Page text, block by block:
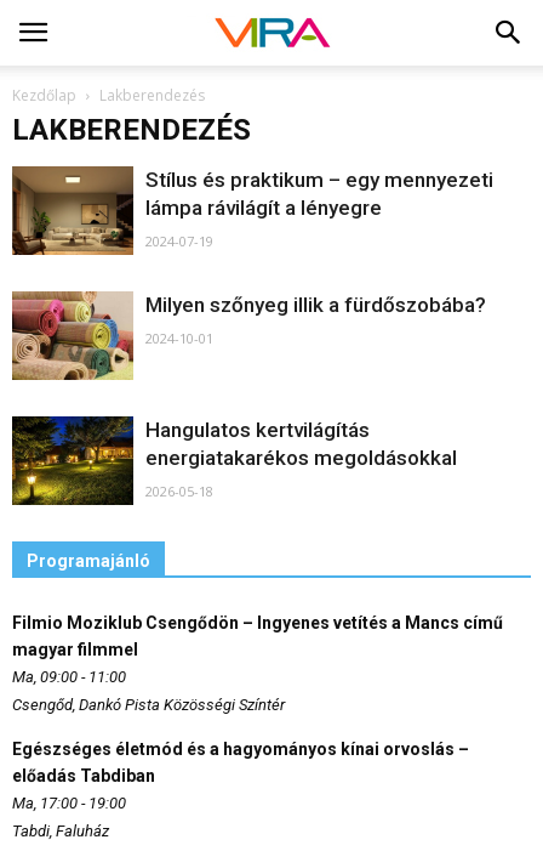
Kezdőlap Lakberendezés
LAKBERENDEZÉS
Stílus és praktikum – egy mennyezeti
lámpa rávilágít a lényegre
2024-07-19
Milyen szőnyeg illik a fürdőszobába?
2024-10-01
Hangulatos kertvilágítás
energiatakarékos megoldásokkal
2026-05-18
Programajánló
Filmio Moziklub Csengődön – Ingyenes vetítés a Mancs című
magyar filmmel
Ma, 09:00 - 11:00
Csengőd, Dankó Pista Közösségi Színtér
Egészséges életmód és a hagyományos kínai orvoslás –
előadás Tabdiban
Ma, 17:00 - 19:00
Tabdi, Faluház